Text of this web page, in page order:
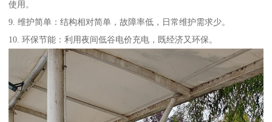
使用。
9. 维护简单：结构相对简单，故障率低，日常维护需求少。
10. 环保节能：利用夜间低谷电价充电，既经济又环保。